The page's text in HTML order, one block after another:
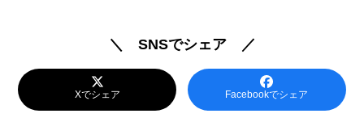
＼ SNSでシェア ／
Xでシェア Facebookでシェア